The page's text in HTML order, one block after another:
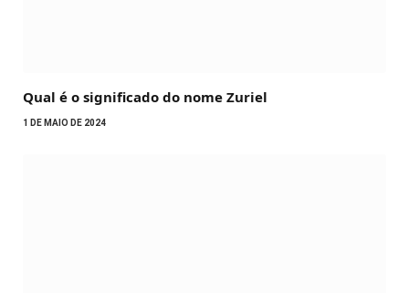
Qual é o significado do nome Zuriel
1 DE MAIO DE 2024